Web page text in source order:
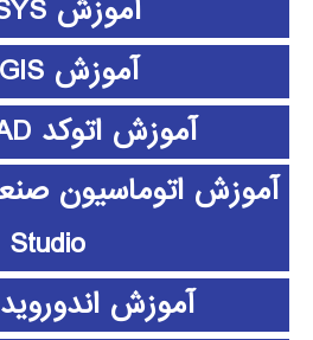
آموزش ANSYS
آموزش ArcGIS
آموزش اتوکد AUTOCAD
Studio
آموزش اندوروید android